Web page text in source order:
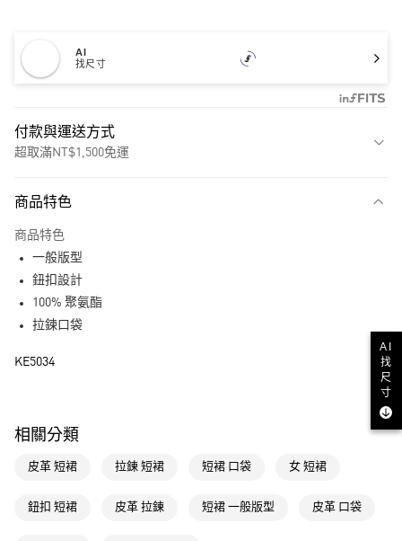
AI
找尺寸
付款與運送方式
超取滿NT$1,500免運
LINE Pay
運送方式
付款後全家取貨
每筆NT$80，滿NT$1,500(含以上)免運費
萊爾富取貨付款
商品特色
商品特色
一般版型
鈕扣設計
100% 聚氨酯
拉鍊口袋
KE5034
相關分類
皮革 短裙 拉鍊 短裙 短裙 口袋 女 短裙
鈕扣 短裙 皮革 拉鍊 短裙 一般版型 皮革 口袋
AI
找
尺
寸